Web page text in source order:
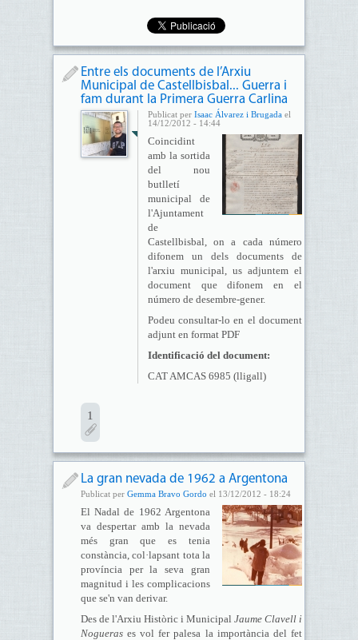
Entre els documents de l’Arxiu
Municipal de Castellbisbal... Guerra i
fam durant la Primera Guerra Carlina
Publicat per Isaac Álvarez i Brugadael
14/12/2012 - 14:44
Coincidint
amb la sortida
del nou
butlletí
municipal de
l'Ajuntament
de
Castellbisbal, on a cada número
difonem un dels documents de
l'arxiu municipal, us adjuntem el
document que difonem en el
número de desembre-gener.
Podeu consultar-lo en el document
adjunt en format PDF
Identificació del document:
CAT AMCAS 6985 (lligall)
1
La gran nevada de 1962 a Argentona
Publicat per Gemma Bravo Gordo el 13/12/2012 - 18:24
El Nadal de 1962 Argentona
va despertar amb la nevada
més gran que es tenia
constància, col·lapsant tota la
província per la seva gran
magnitud i les complicacions
que se'n van derivar.
Des de l'Arxiu Històric i MunicipalJaume Clavell i
Noguerases vol fer palesa la importància del fet